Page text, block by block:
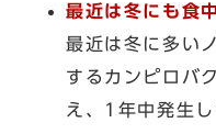
最近は冬にも食
最近は冬に多い
するカンピロバ
え、1年中発生し